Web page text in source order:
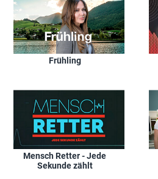
Frühling
Mensch Retter - Jede
Sekunde zählt